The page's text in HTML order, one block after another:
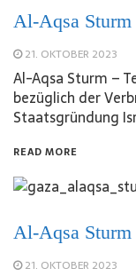
Al-Aqsa
21. OKTOBER 2023
Al-Aqsa Sturm –
bezüglich der
Staatsgründung
READ MORE
Al-Aqsa
21. OKTOBER 2023